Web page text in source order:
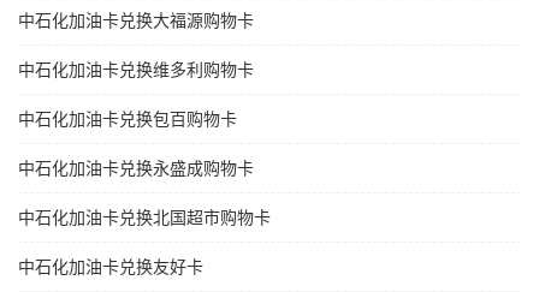
中石化加油卡兑换大福源购物卡
中石化加油卡兑换维多利购物卡
中石化加油卡兑换包百购物卡
中石化加油卡兑换永盛成购物卡
中石化加油卡兑换北国超市购物卡
中石化加油卡兑换友好卡